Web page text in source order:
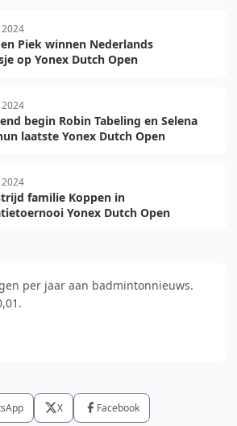
Piek winnen Nederlands
op Yonex Dutch Open
begin Robin Tabeling en Selena
laatste Yonex Dutch Open
familie Koppen in
Yonex Dutch Open
per jaar aan badmintonnieuws.
X Facebook